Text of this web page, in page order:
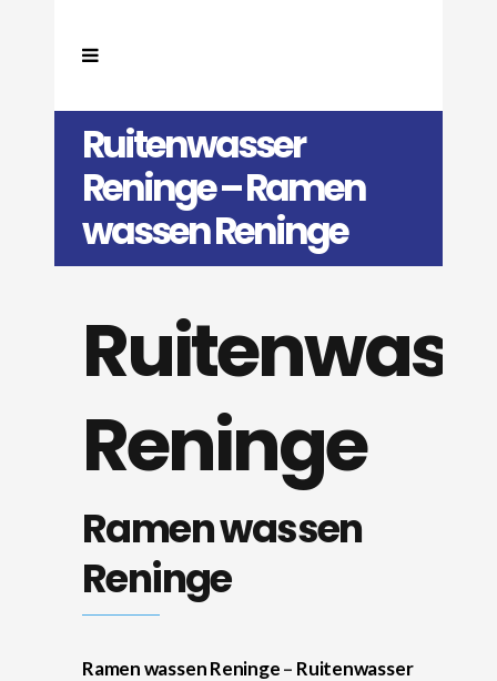
Ruitenwasser
Reninge – Ramen
wassen Reninge
Reninge
Ramen wassen
Reninge
Ramen wassen Reninge– Ruitenwasser